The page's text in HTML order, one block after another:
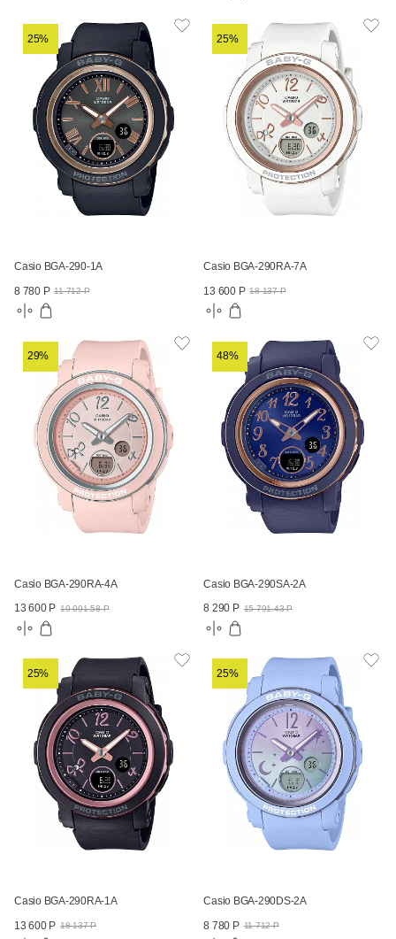
25%
Casio BGA-290-1A
8 780 Р 11 712 Р
25%
Casio BGA-290RA-7A
13 600 Р 18 137 Р
29%
Casio BGA-290RA-4A
13 600 Р 19 091.58 Р
48%
Casio BGA-290SA-2A
8 290 Р 15 791.43 Р
25%
Casio BGA-290RA-1A
13 600 Р 18 137 Р
25%
Casio BGA-290DS-2A
8 780 Р 11 712 Р